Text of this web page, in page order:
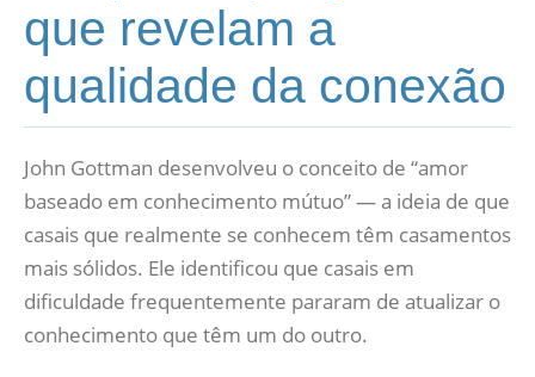
que revelam a
qualidade da conexão
John Gottman desenvolveu o conceito de “amor
baseado em conhecimento mútuo” — a ideia de que
casais que realmente se conhecem têm casamentos
mais sólidos. Ele identificou que casais em
dificuldade frequentemente pararam de atualizar o
conhecimento que têm um do outro.